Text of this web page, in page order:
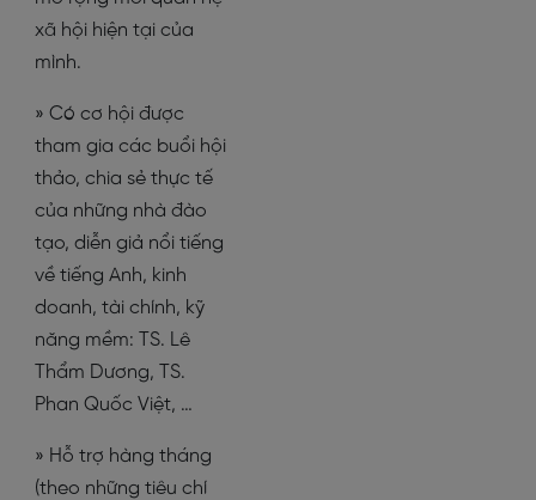
xã hội hiện tại của
mình.
» Có cơ hội được
tham gia các buổi hội
thảo, chia sẻ thực tế
của những nhà đào
tạo, diễn giả nổi tiếng
về tiếng Anh, kinh
doanh, tài chính, kỹ
năng mềm: TS. Lê
Thẩm Dương, TS.
Phan Quốc Việt, …
» Hỗ trợ hàng tháng
(theo những tiêu chí